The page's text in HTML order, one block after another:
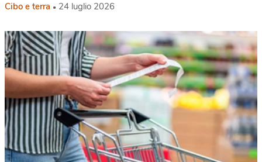
Cibo e terra 24 luglio 2026